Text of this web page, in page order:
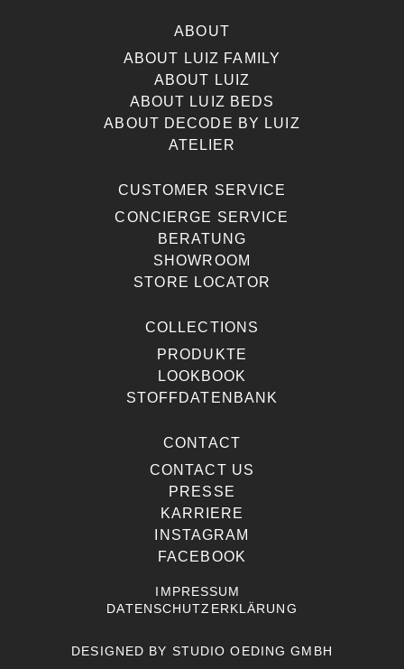
ABOUT
ABOUT LUIZ FAMILY
ABOUT LUIZ
ABOUT LUIZ BEDS
ABOUT DECODE BY LUIZ
ATELIER
CUSTOMER SERVICE
CONCIERGE SERVICE
BERATUNG
SHOWROOM
STORE LOCATOR
COLLECTIONS
PRODUKTE
LOOKBOOK
STOFFDATENBANK
CONTACT
CONTACT US
PRESSE
KARRIERE
INSTAGRAM
FACEBOOK
IMPRESSUM
DATENSCHUTZERKLÄRUNG
DESIGNED BY STUDIO OEDING GMBH